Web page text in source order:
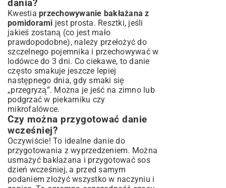
dania?
Kwestia przechowywanie bakłażana z
pomidorami jest prosta. Resztki, jeśli
jakieś zostaną (co jest mało
prawdopodobne), należy przełożyć do
szczelnego pojemnika i przechowywać w
lodówce do 3 dni. Co ciekawe, to danie
często smakuje jeszcze lepiej
następnego dnia, gdy smaki się
„przegryzą”. Można je jeść na zimno lub
podgrzać w piekarniku czy
mikrofalówce.
Czy można przygotować danie
wcześniej?
Oczywiście! To idealne danie do
przygotowania z wyprzedzeniem. Można
usmażyć bakłażana i przygotować sos
dzień wcześniej, a przed samym
podaniem złożyć wszystko w naczyniu i